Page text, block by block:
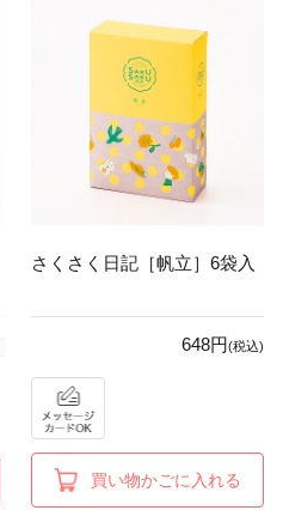
さくさく日記［帆立］6袋入
648円(税込)
買い物かごに入れる